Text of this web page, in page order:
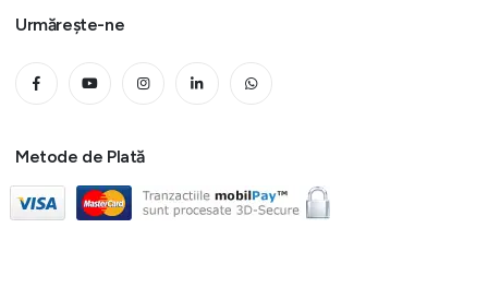
Urmărește-ne
Metode de Plată